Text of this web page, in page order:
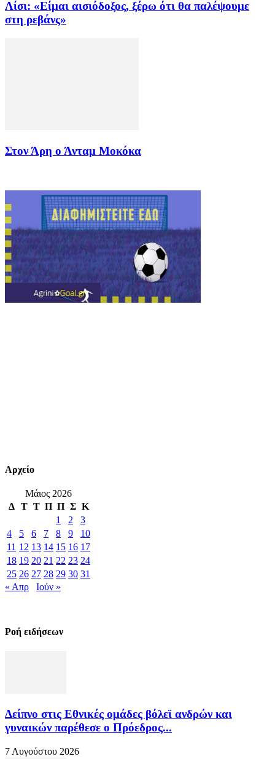
Λίσι: «Είμαι αισιόδοξος, ξέρω ότι θα παλέψουμε
στη ρεβάνς»
Στον Άρη ο Άνταμ Μοκόκα
Αρχείο
Μάιος 2026
Δ Τ Τ Π Π Σ Κ
1
2
3
4
5 6 7 8 9
10
11 12 13 14 15 16 17
18 19 20 21 22 23 24
25 26 27 28 29 30 31
« Απρ
Ιούν »
Ροή ειδήσεων
Δείπνο στις Εθνικές ομάδες βόλεϊ ανδρών και
γυναικών παρέθεσε ο Πρόεδρος...
7 Αυγούστου 2026